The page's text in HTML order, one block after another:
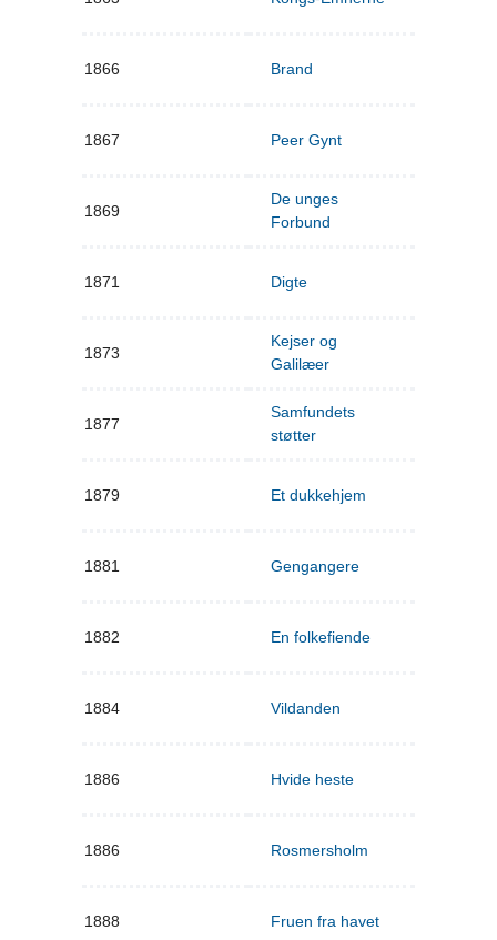
1866 Brand
1867 Peer Gynt
1869
De unges
Forbund
1871 Digte
1873
Kejser og
Galilæer
1877
Samfundets
støtter
1879 Et dukkehjem
1881 Gengangere
1882 En folkefiende
1884 Vildanden
1886 Hvide heste
1886 Rosmersholm
1888 Fruen fra havet